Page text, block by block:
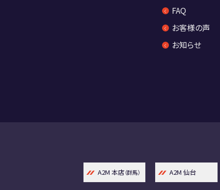
FAQ
お客様の声
お知らせ
A2M 本店（群馬） A2M 仙台